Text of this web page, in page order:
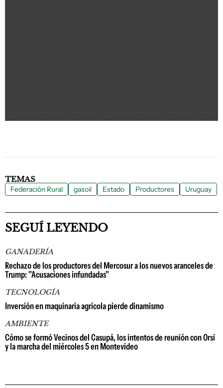
TEMAS
Federación Rural gasoil Estado Productores Uruguay
SEGUÍ LEYENDO
GANADERÍA
Rechazo de los productores del Mercosur a los nuevos aranceles de
Trump: "Acusaciones infundadas"
TECNOLOGÍA
Inversión en maquinaria agrícola pierde dinamismo
AMBIENTE
Cómo se formó Vecinos del Casupá, los intentos de reunión con Orsi
y la marcha del miércoles 5 en Montevideo